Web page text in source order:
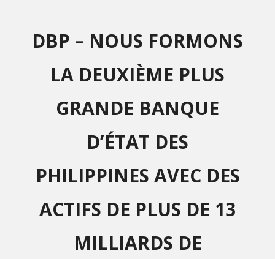
DBP – NOUS FORMONS
LA DEUXIÈME PLUS
GRANDE BANQUE
D’ÉTAT DES
PHILIPPINES AVEC DES
ACTIFS DE PLUS DE 13
MILLIARDS DE